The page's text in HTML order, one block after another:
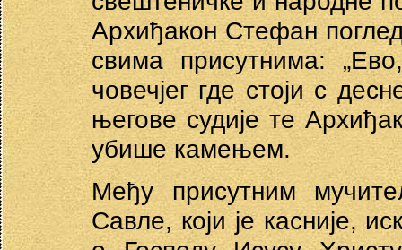
Архиђакон Стефан
свима присутнима:
човечјег где стоји с
његове судије те
убише камењем.
Међу присутним
Савле, који је касније,